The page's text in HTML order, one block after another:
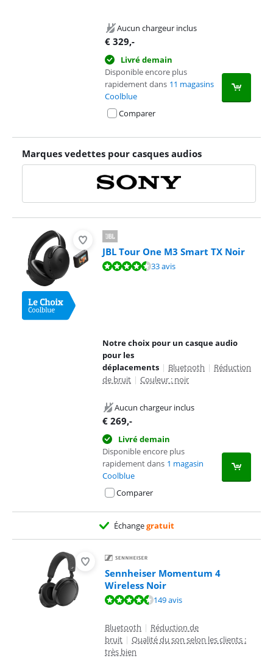
Aucun chargeur inclus
€ 329,-
Livré demain
Disponible encore plus
rapidement dans 11 magasins
Coolblue
Comparer
Marques vedettes pour casques audios
JBL Tour One M3 Smart TX Noir
La note est de 9,0 sur 10, basée sur 33 avis.
33 avis
Notre choix pour un casque audio
pour les
déplacements | Bluetooth | Réduction
de bruit | Couleur : noir
Aucun chargeur inclus
€ 269,-
Livré demain
Disponible encore plus
rapidement dans 1 magasin
Coolblue
Comparer
Échangegratuit
Sennheiser Momentum 4
Wireless Noir
La note est de 8,8 sur 10, basée sur 149 avis.149 avis
Bluetooth | Réduction de
bruit | Qualité du son selon les clients :
très bien